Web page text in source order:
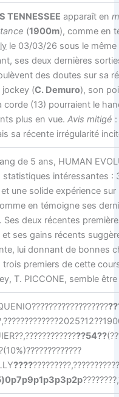
TENNESSEE apparaît en
(1900m), comme en
le 03/03/26 sous le
ses deux dernières
des doutes sur sa
jockey (C. Demuro), son
corde (13) pourraient le
plus en vue.Avis mitigé
sa récente irrégularité
de 5 ans, HUMAN
statistiques intéressantes :
une solide expérience
en témoigne ses
Ses deux récentes
et ses gains récents
lui donnant de bonnes
trois premiers de cette
T. PICCONE, semble
??
??54??
????